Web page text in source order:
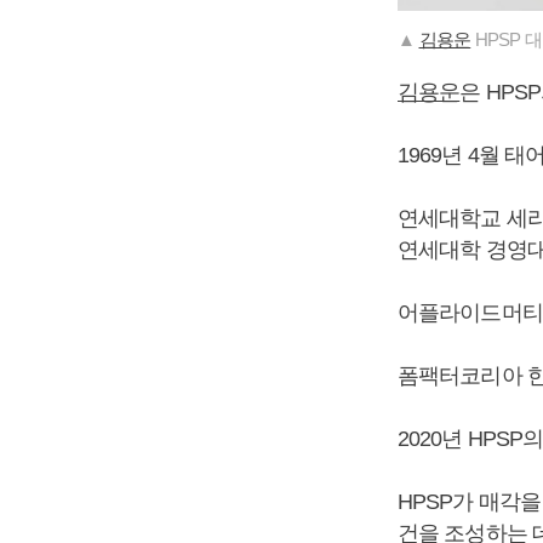
▲ 김용운 HPSP
김용운은
1969년 4월 태
연세대학교 세
연세대학 경영
어플라이드머
폼팩터코리아
2020년 HPSP
HPSP가 매각
건을 조성하는